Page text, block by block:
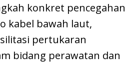
konkret pencegahan
kabel bawah laut,
pertukaran
bidang perawatan dan